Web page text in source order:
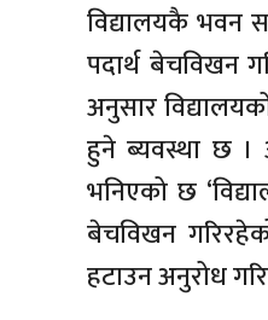
विद्यालयकै भवन
पदार्थ बेचविखन
अनुसार
हुने ब्यवस्था छ ।
भनिएको छ
बेचविखन
हटाउन अनुरोध